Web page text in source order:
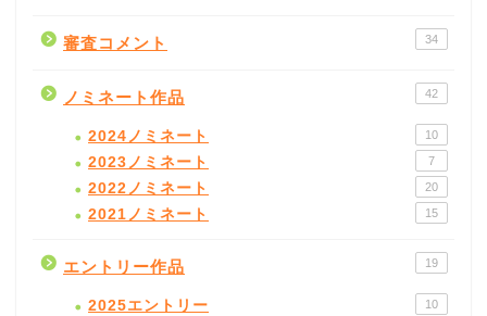
審査コメント 34
ノミネート作品 42
2024ノミネート 10
2023ノミネート 7
2022ノミネート 20
2021ノミネート 15
エントリー作品 19
2025エントリー 10